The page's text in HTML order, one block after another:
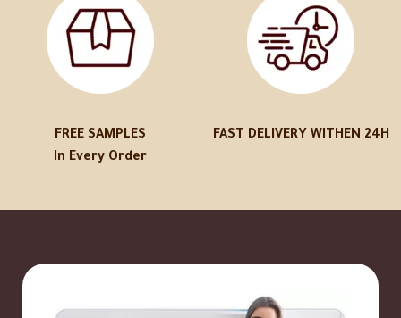
FREE SAMPLES
In Every Order
FAST DELIVERY WITHEN 24H